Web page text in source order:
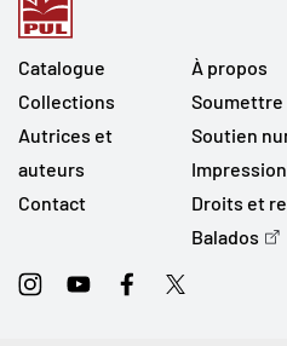
Catalogue
Collections
Autrices et
auteurs
Contact
À propos
Soumettre
Soutien
Droits et
Balados
InstagramYoutubeFacebookTwitter